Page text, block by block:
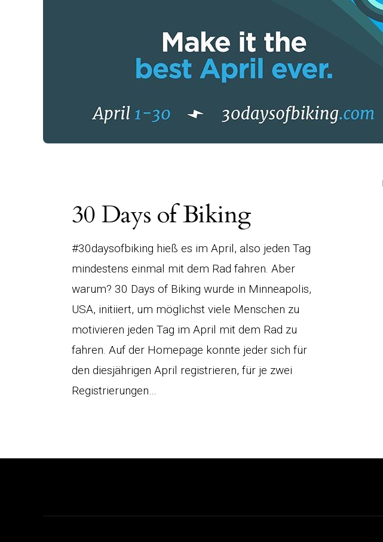
30 Days of Biking
#30daysofbiking hieß es im April, also jeden Tag
mindestens einmal mit dem Rad fahren. Aber
warum? 30 Days of Biking wurde in Minneapolis,
USA, initiiert, um möglichst viele Menschen zu
motivieren jeden Tag im April mit dem Rad zu
fahren. Auf der Homepage konnte jeder sich für
den diesjährigen April registrieren, für je zwei
Registrierungen…